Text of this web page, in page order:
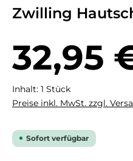
Zwilling
32,95
Inhalt: 1 Stück
Preise inkl. MwSt. zzgl.
Sofort verfügbar